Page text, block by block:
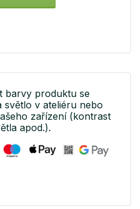
barvy produktu se
světlo v ateliéru nebo
zařízení (kontrast
apod.).